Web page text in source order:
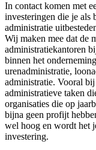
In contact komen met
investeringen die je als
administratie
Wij maken mee dat de
administratiekantoren
binnen het
urenadministratie,
administratie. Vooral
administratieve taken
organisaties die op
bijna geen profijt
wel hoog en wordt het
investering.